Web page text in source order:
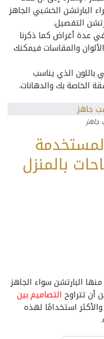
البارتشن الخشبي الجاهز
التفصيل.
عدة أغراض كما ذكرنا
والمقاسات فيمكنك
باللون الذي يناسب
الخاصة بك والدهانات.
جاهز
بالمنزل
البارتشن سواء الجاهز
أن تتراوحالتصاميم بين
استخدامًا لهذه